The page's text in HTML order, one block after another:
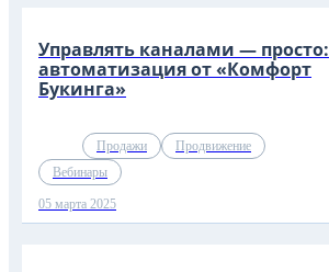
Управлять каналами — просто:
автоматизация от «Комфорт
Букинга»
Продажи
Продвижение
Вебинары
05 марта 2025